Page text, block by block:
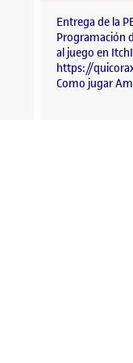
Entrega de la
Programación
al juego en
https://
Como jugar